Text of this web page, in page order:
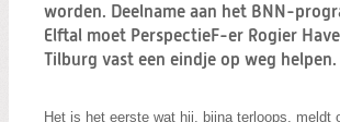
worden. Deelname aan het BNN-
Elftal moet PerspectieF-er Rogier
Tilburg vast een eindje op weg helpen.
Het is het eerste wat hij, bijna terloops, meldt